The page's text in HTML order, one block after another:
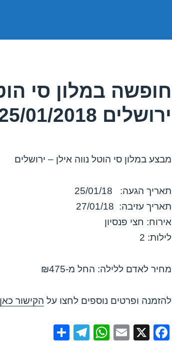
חופשה במלון סי
ירושלים 25/01/2018
מבצע במלון סי הוטל נווה אילן – ירושלים
תאריך הגעה: 25/01/18
תאריך עזיבה: 27/01/18
אירוח: חצי פנסיון
לילות: 2
מחיר לאדם ללילה: החל מ-₪475
להזמנה ופרטים נוספים לחצו על הקישור כאן
F
X
E
W
T